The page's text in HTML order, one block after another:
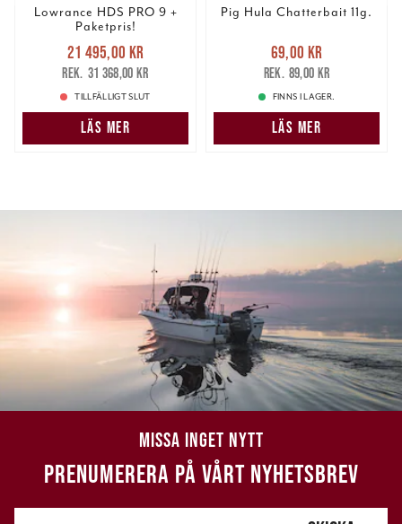
Lowrance HDS PRO 9 +
Paketpris!
Nuvarande pris
21 495,00 krTidigare pris
31 368,00 kr
21 495,00 kr
31 368,00 kr
TILLFÄLLIGT SLUT
LÄS MER
Pig Hula Chatterbait 11g.
Nuvarande pris
69,00 krTidigare pris
89,00 kr
69,00 kr
89,00 kr
FINNS I LAGER.
LÄS MER
MISSA INGET NYTT
PRENUMERERA PÅ VÅRT NYHETSBREV